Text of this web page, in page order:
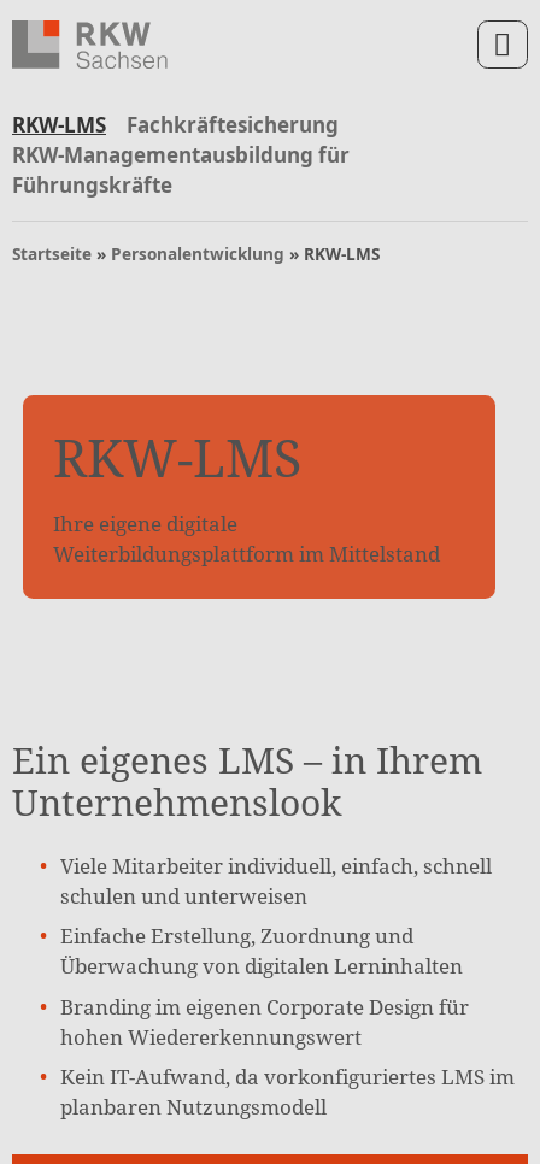
Zum Inhalt springen
Zur Navigation springen
Zum Fußbereich und Kontakt springen
RKW-LMS
Fachkräftesicherung
RKW-Managementausbildung für
Führungskräfte
Startseite » Personalentwicklung » RKW-LMS
RKW-LMS
Ihre eigene digitale
Weiterbildungsplattform im Mittelstand
Ein eigenes LMS – in Ihrem
Unternehmenslook
Viele Mitarbeiter individuell, einfach, schnell
schulen und unterweisen
Einfache Erstellung, Zuordnung und
Überwachung von digitalen Lerninhalten
Branding im eigenen Corporate Design für
hohen Wiedererkennungswert
Kein IT-Aufwand, da vorkonfiguriertes LMS im
planbaren Nutzungsmodell